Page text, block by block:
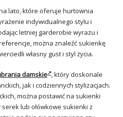
lato, które oferuje hurtownia
indywidualnego stylu i
letniej garderobie wyrazu i
można znaleźć sukienkę
własny gust i styl życia.
damskie , który doskonale
jak i codziennych stylizacjach.
można postawić na sukienki
lub ołówkowe sukienki z